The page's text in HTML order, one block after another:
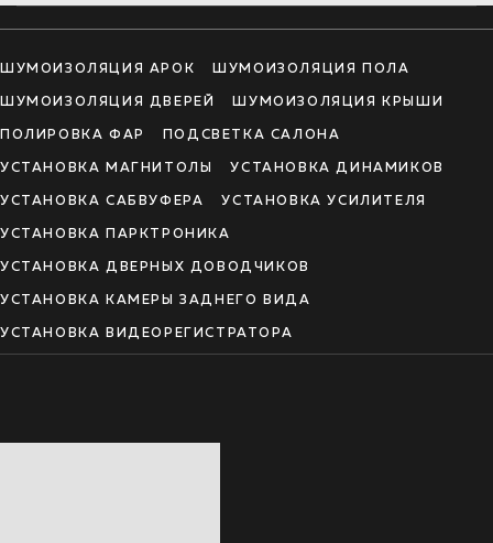
ШУМОИЗОЛЯЦИЯ АРОК ШУМОИЗОЛЯЦИЯ ПОЛА
ШУМОИЗОЛЯЦИЯ ДВЕРЕЙ ШУМОИЗОЛЯЦИЯ КРЫШИ
ПОЛИРОВКА ФАР ПОДСВЕТКА САЛОНА
УСТАНОВКА МАГНИТОЛЫ УСТАНОВКА ДИНАМИКОВ
УСТАНОВКА САБВУФЕРА УСТАНОВКА УСИЛИТЕЛЯ
УСТАНОВКА ПАРКТРОНИКА
УСТАНОВКА ДВЕРНЫХ ДОВОДЧИКОВ
УСТАНОВКА КАМЕРЫ ЗАДНЕГО ВИДА
УСТАНОВКА ВИДЕОРЕГИСТРАТОРА